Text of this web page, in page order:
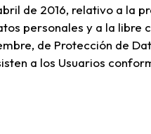
de 2016, relativo a la
personales y a la libre
de Protección de
a los Usuarios